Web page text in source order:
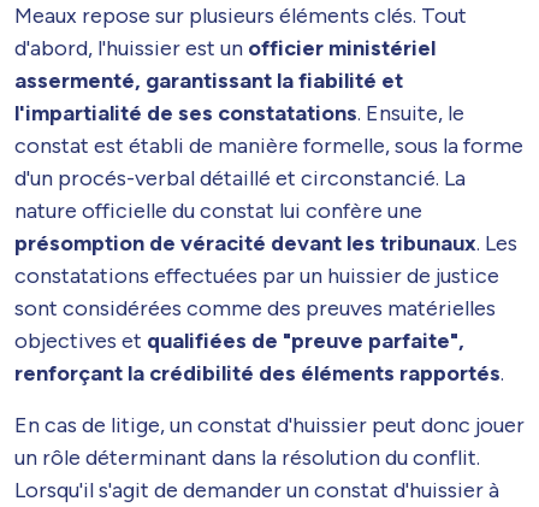
Meaux repose sur plusieurs éléments clés. Tout
d'abord, l'huissier est un officier ministériel
assermenté, garantissant la fiabilité et
l'impartialité de ses constatations. Ensuite, le
constat est établi de manière formelle, sous la forme
d'un procés-verbal détaillé et circonstancié. La
nature officielle du constat lui confère une
présomption de véracité devant les tribunaux. Les
constatations effectuées par un huissier de justice
sont considérées comme des preuves matérielles
objectives et qualifiées de "preuve parfaite",
renforçant la crédibilité des éléments rapportés.
En cas de litige, un constat d'huissier peut donc jouer
un rôle déterminant dans la résolution du conflit.
Lorsqu'il s'agit de demander un constat d'huissier à